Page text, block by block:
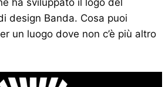
design Banda. Cosa puoi
un luogo dove non c’è più altro